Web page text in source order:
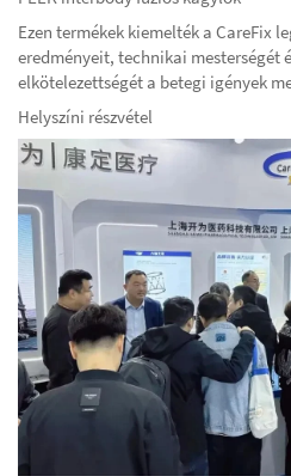
Ezen termékek kiemelték a CareFix
eredményeit, technikai mesterségét
elkötelezettségét a betegi igények
Helyszíni részvétel